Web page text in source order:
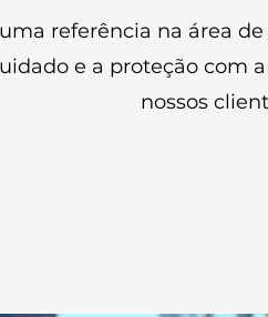
referência na área
e a proteção com
nossos